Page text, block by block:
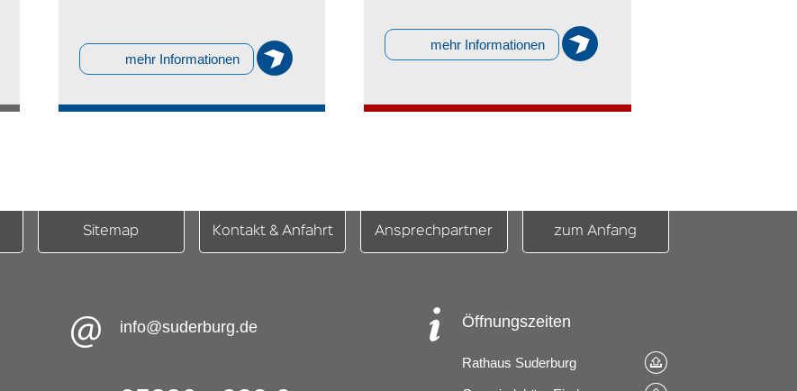
mehr Informationen
mehr Informationen
Sitemap Kontakt & Anfahrt Ansprechpartner zum Anfang
info@suderburg.de Öffnungszeiten
Rathaus Suderburg